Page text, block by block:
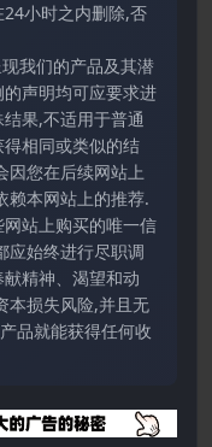
小时之内删除,否
我们的产品及其潜
声明均可应要求进
果,不适用于普通
相同或类似的结
因您在后续网站上
赖本网站上的推荐.
站上购买的唯一信
应始终进行尽职调
精神、渴望和动
本损失风险,并且无
品就能获得任何收